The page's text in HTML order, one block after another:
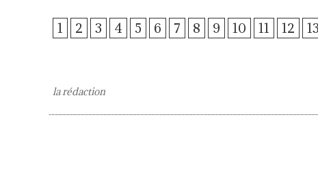
1 2 3 4 5 6 7 8 9 10 11 12 13
la rédaction